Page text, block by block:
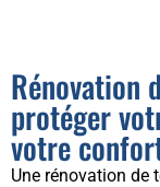
Rénovation
protéger
votre
Une rénovation de